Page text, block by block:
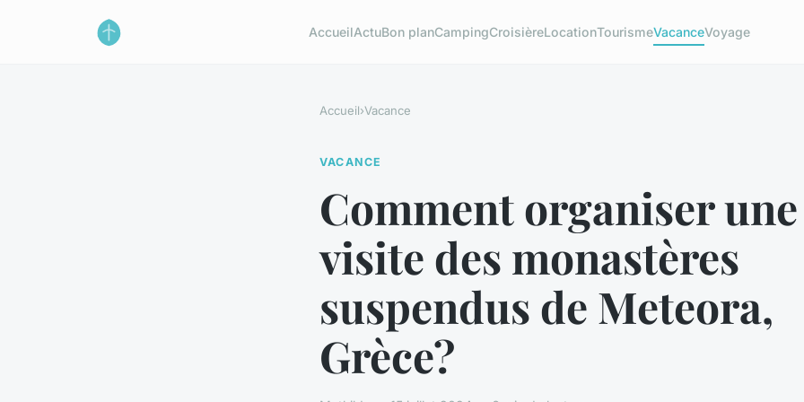
AccueilActuBon planCampingCroisièreLocationTourismeVacanceVoyage
Accueil›Vacance
VACANCE
Comment organiser une
visite des monastères
suspendus de Meteora,
Grèce?